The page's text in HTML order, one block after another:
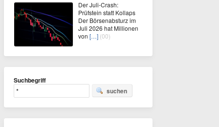
Der Juli-Crash:
Prüfstein statt Kollaps
Der Börsenabsturz im
Juli 2026 hat Millionen
von […] (00)
Suchbegriff
suchen